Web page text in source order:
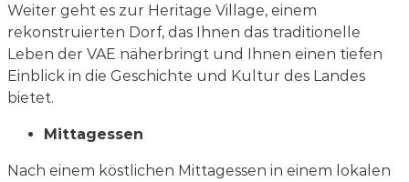
Weiter geht es zur Heritage Village, einem
rekonstruierten Dorf, das Ihnen das traditionelle
Leben der VAE näherbringt und Ihnen einen tiefen
Einblick in die Geschichte und Kultur des Landes
bietet.
Mittagessen
Nach einem köstlichen Mittagessen in einem lokalen